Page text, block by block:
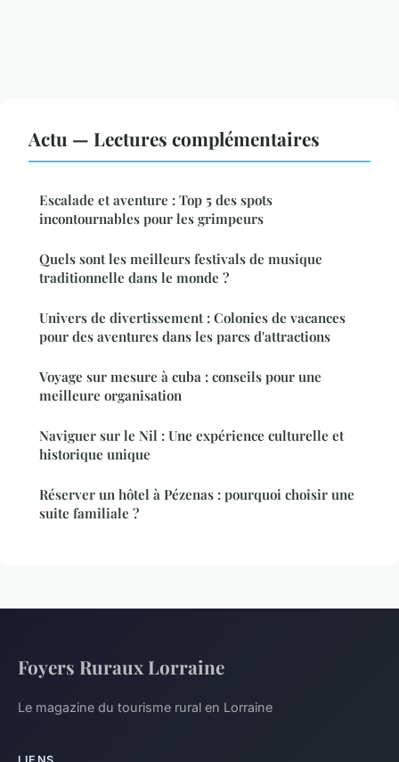
Actu — Lectures complémentaires
Escalade et aventure : Top 5 des spots
incontournables pour les grimpeurs
Quels sont les meilleurs festivals de musique
traditionnelle dans le monde ?
Univers de divertissement : Colonies de vacances
pour des aventures dans les parcs d'attractions
Voyage sur mesure à cuba : conseils pour une
meilleure organisation
Naviguer sur le Nil : Une expérience culturelle et
historique unique
Réserver un hôtel à Pézenas : pourquoi choisir une
suite familiale ?
Foyers Ruraux Lorraine
Le magazine du tourisme rural en Lorraine